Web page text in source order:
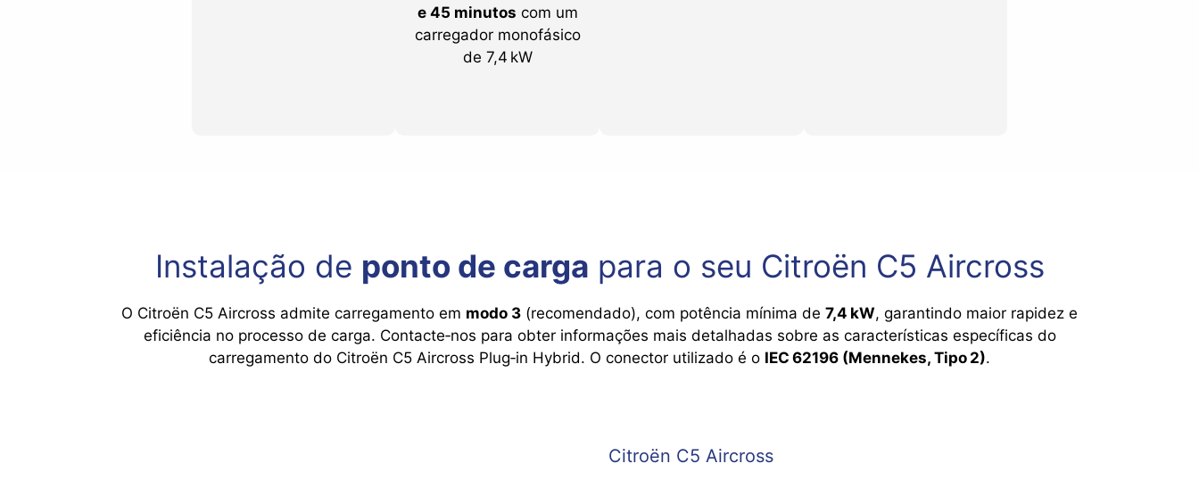
e 45 minutos com um
carregador monofásico
de 7,4 kW
Instalação de ponto de carga para o seu Citroën C5 Aircross
O Citroën C5 Aircross admite carregamento em modo 3 (recomendado), com potência mínima de 7,4 kW, garantindo maior rapidez e
eficiência no processo de carga. Contacte‑nos para obter informações mais detalhadas sobre as características específicas do
carregamento do Citroën C5 Aircross Plug‑in Hybrid. O conector utilizado é o IEC 62196 (Mennekes, Tipo 2).
Citroën C5 Aircross